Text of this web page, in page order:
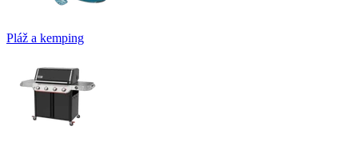
Pláž a kemping